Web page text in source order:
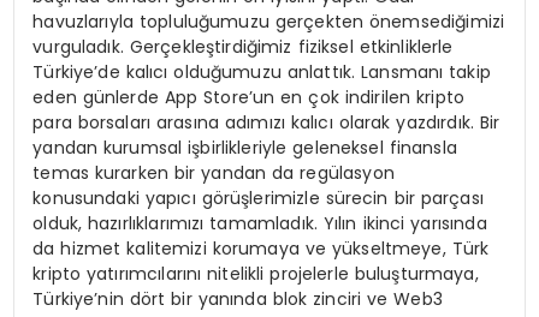
havuzlarıyla topluluğumuzu gerçekten önemsediğimizi
vurguladık. Gerçekleştirdiğimiz fiziksel etkinliklerle
Türkiye’de kalıcı olduğumuzu anlattık. Lansmanı takip
eden günlerde App Store’un en çok indirilen kripto
para borsaları arasına adımızı kalıcı olarak yazdırdık. Bir
yandan kurumsal işbirlikleriyle geleneksel finansla
temas kurarken bir yandan da regülasyon
konusundaki yapıcı görüşlerimizle sürecin bir parçası
olduk, hazırlıklarımızı tamamladık. Yılın ikinci yarısında
da hizmet kalitemizi korumaya ve yükseltmeye, Türk
kripto yatırımcılarını nitelikli projelerle buluşturmaya,
Türkiye’nin dört bir yanında blok zinciri ve Web3